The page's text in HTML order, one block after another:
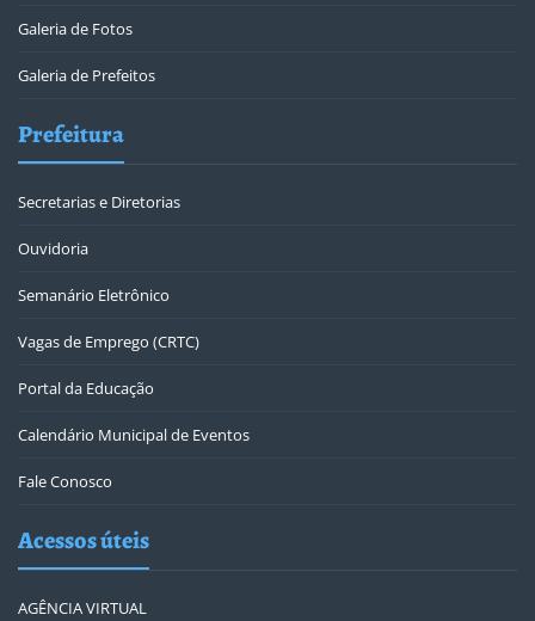
Galeria de Fotos
Galeria de Prefeitos
Prefeitura
Secretarias e Diretorias
Ouvidoria
Semanário Eletrônico
Vagas de Emprego (CRTC)
Portal da Educação
Calendário Municipal de Eventos
Fale Conosco
Acessos úteis
AGÊNCIA VIRTUAL